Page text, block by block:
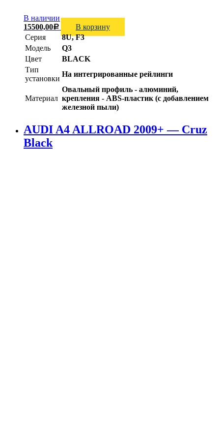
В наличии
15500,00Р
В корзину
Серия
8U, F3
Модель
Q3
Цвет
BLACK
Тип
установки
На интегрированные рейлинги
Материал
Овальный профиль - алюминий,
крепления - ABS-пластик (с добавлением
железной пыли)
AUDI A4 ALLROAD 2009+ — Cruz
Black